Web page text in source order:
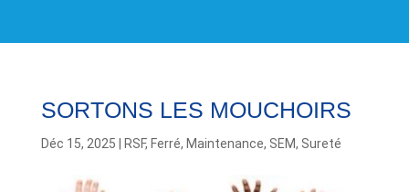
SORTONS LES MOUCHOIRS
Déc 15, 2025 RSF, Ferré, Maintenance, SEM, Sureté